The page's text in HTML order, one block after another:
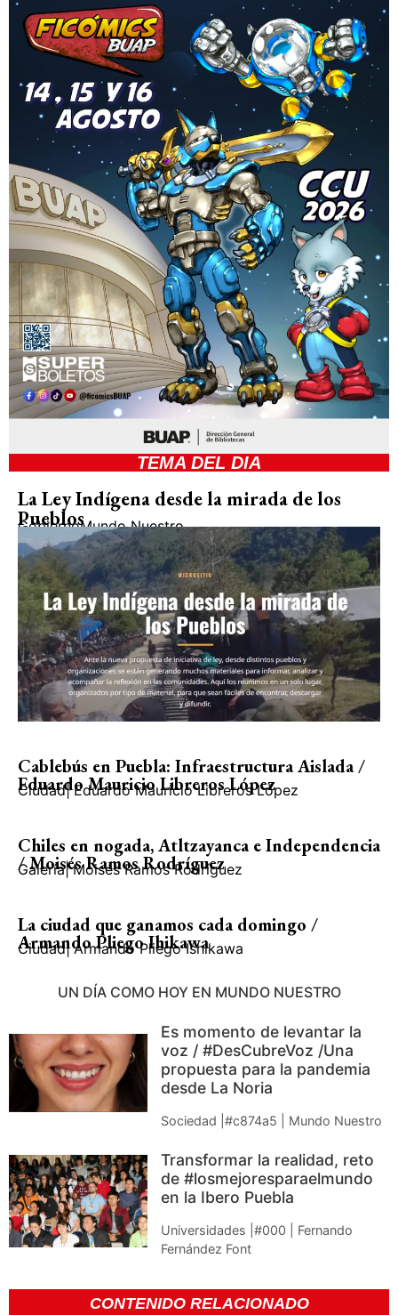
TEMA DEL DIA
La Ley Indígena desde la mirada de los
Pueblos
GobiernoMundo Nuestro
Cablebús en Puebla: Infraestructura Aislada /
Eduardo Mauricio Libreros López
Ciudad| Eduardo Mauricio Libreros López
Chiles en nogada, Atltzayanca e Independencia
/ Moisés Ramos Rodríguez
Galería| Moisés Ramos Rodríguez
La ciudad que ganamos cada domingo /
Armando Pliego Ihikawa
Ciudad| Armando Pliego Ishikawa
UN DÍA COMO HOY EN MUNDO NUESTRO
Es momento de levantar la
voz / #DesCubreVoz /Una
propuesta para la pandemia
desde La Noria
Sociedad |#c874a5 | Mundo Nuestro
Transformar la realidad, reto
de #losmejoresparaelmundo
en la Ibero Puebla
Universidades |#000 | Fernando
Fernández Font
CONTENIDO RELACIONADO